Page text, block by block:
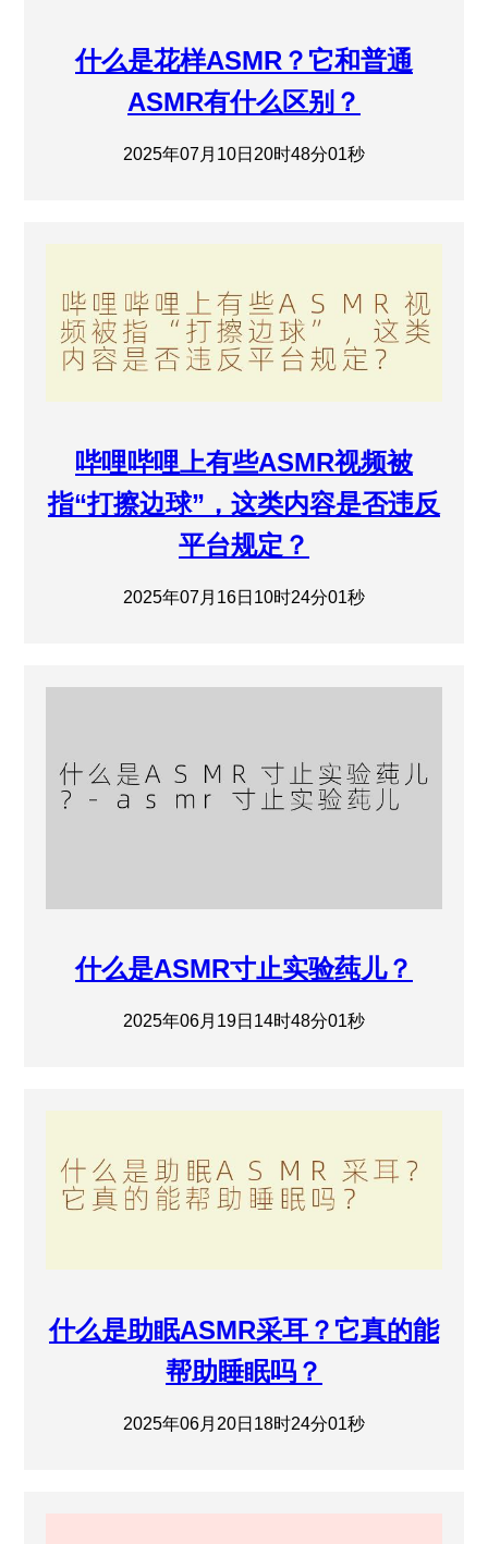
什么是花样ASMR？它和普通
ASMR有什么区别？
2025年07月10日20时48分01秒
哔哩哔哩上有些ASMR视频被
指“打擦边球”，这类内容是否违反
平台规定？
2025年07月16日10时24分01秒
什么是ASMR寸止实验莼儿？
2025年06月19日14时48分01秒
什么是助眠ASMR采耳？它真的能
帮助睡眠吗？
2025年06月20日18时24分01秒